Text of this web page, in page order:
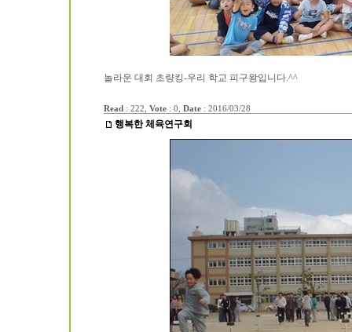
놀라운 대회 초량킹-우리 학교 피구왕입니다.^^
Read : 222, Vote: 0, Date: 2016/03/28
행복한 체육연구회